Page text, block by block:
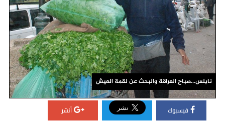
نابلس...صباح العراقة والبحث عن لقمة العيش
فيسبوك أنشر